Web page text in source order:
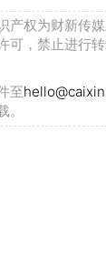
产权为财新传
可，禁止进行
至